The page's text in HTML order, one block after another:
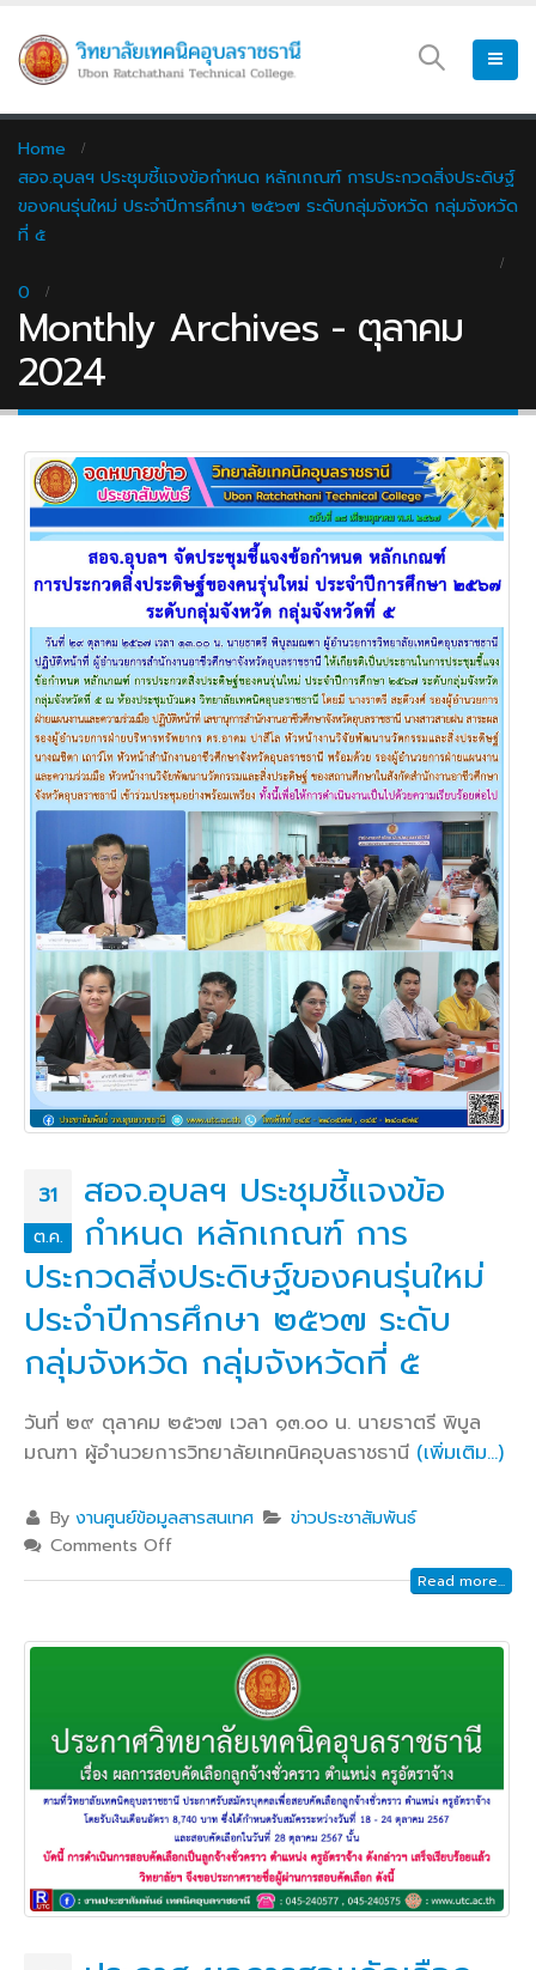
Home
สอจ.อุบลฯ ประชุมชี้แจงข้อกำหนด หลักเกณฑ์ การประกวดสิ่งประดิษฐ์
ของคนรุ่นใหม่ ประจำปีการศึกษา ๒๕๖๗ ระดับกลุ่มจังหวัด กลุ่มจังหวัด
ที่ ๕
0
Monthly Archives - ตุลาคม
2024
31
ต.ค.
สอจ.อุบลฯ ประชุมชี้แจงข้อ
กำหนด หลักเกณฑ์ การ
ประกวดสิ่งประดิษฐ์ของคนรุ่นใหม่
ประจำปีการศึกษา ๒๕๖๗ ระดับ
กลุ่มจังหวัด กลุ่มจังหวัดที่ ๕
วันที่ ๒๙ ตุลาคม ๒๕๖๗ เวลา ๑๓.๐๐ น. นายธาตรี พิบูล
มณฑา ผู้อำนวยการวิทยาลัยเทคนิคอุบลราชธานี (เพิ่มเติม…)
Byงานศูนย์ข้อมูลสารสนเทศ
ข่าวประชาสัมพันธ์
Comments Off
Read more...